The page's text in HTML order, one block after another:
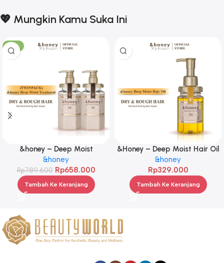
💖 Mungkin Kamu Suka Ini
-17%
&honey – Deep Moist
Treatment 445 g Twinpack
&honey
Rp789.600 Rp658.000
Tambah Ke Keranjang
&Honey – Deep Moist Hair Oil
3.0 100ml
&honey
Rp329.000
Tambah Ke Keranjang